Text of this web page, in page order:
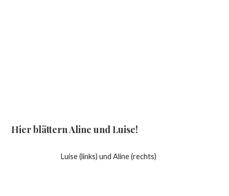
Hier blättern Aline und Luise!
Luise (links) und Aline (rechts)